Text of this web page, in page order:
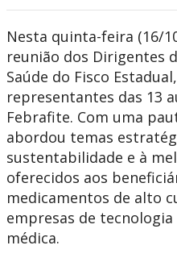
Nesta quinta-feira (16/
reunião dos Dirigentes
Saúde do Fisco
representantes das 13
Febrafite. Com uma
abordou temas
sustentabilidade e à
oferecidos aos
medicamentos de alto
empresas de
médica.